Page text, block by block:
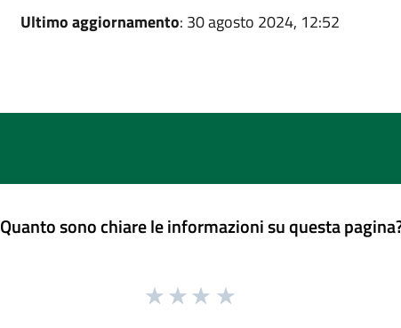
Ultimo aggiornamento: 30 agosto 2024, 12:52
Quanto sono chiare le informazioni su questa